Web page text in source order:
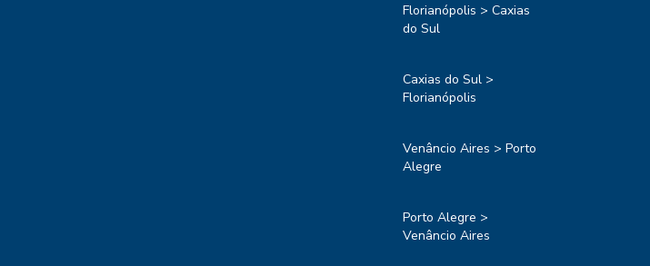
Florianópolis > Caxias
do Sul
Caxias do Sul >
Florianópolis
Venâncio Aires > Porto
Alegre
Porto Alegre >
Venâncio Aires